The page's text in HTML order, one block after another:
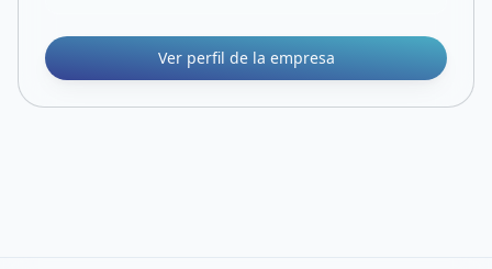
Ver perfil de la empresa